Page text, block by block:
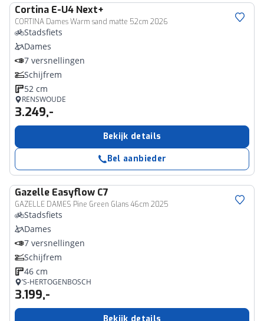
Cortina E-U4 Next+
CORTINA Dames Warm sand matte 52cm 2026
Stadsfiets
Dames
7 versnellingen
Schijfrem
52 cm
RENSWOUDE
3.249,-
Bekijk details
Bel aanbieder
Gazelle Easyflow C7
GAZELLE DAMES Pine Green Glans 46cm 2025
Stadsfiets
Dames
7 versnellingen
Schijfrem
46 cm
’S-HERTOGENBOSCH
3.199,-